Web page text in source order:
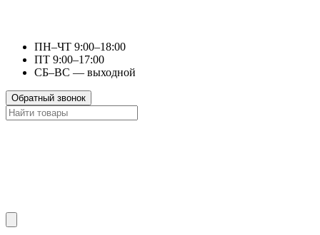
ПН–ЧТ 9:00–18:00
ПТ 9:00–17:00
СБ–ВС — выходной
Обратный звонок